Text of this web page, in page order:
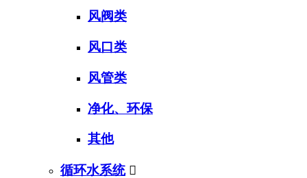
风阀类
风口类
风管类
净化、环保
其他
循环水系统 